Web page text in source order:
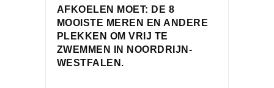
AFKOELEN MOET: DE 8
MOOISTE MEREN EN ANDERE
PLEKKEN OM VRIJ TE
ZWEMMEN IN NOORDRIJN-
WESTFALEN.